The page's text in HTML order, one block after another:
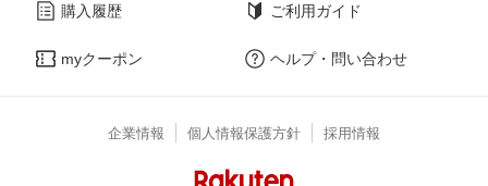
購入履歴
myクーポン
ご利用ガイド
ヘルプ・問い合わせ
企業情報 個人情報保護方針 採用情報